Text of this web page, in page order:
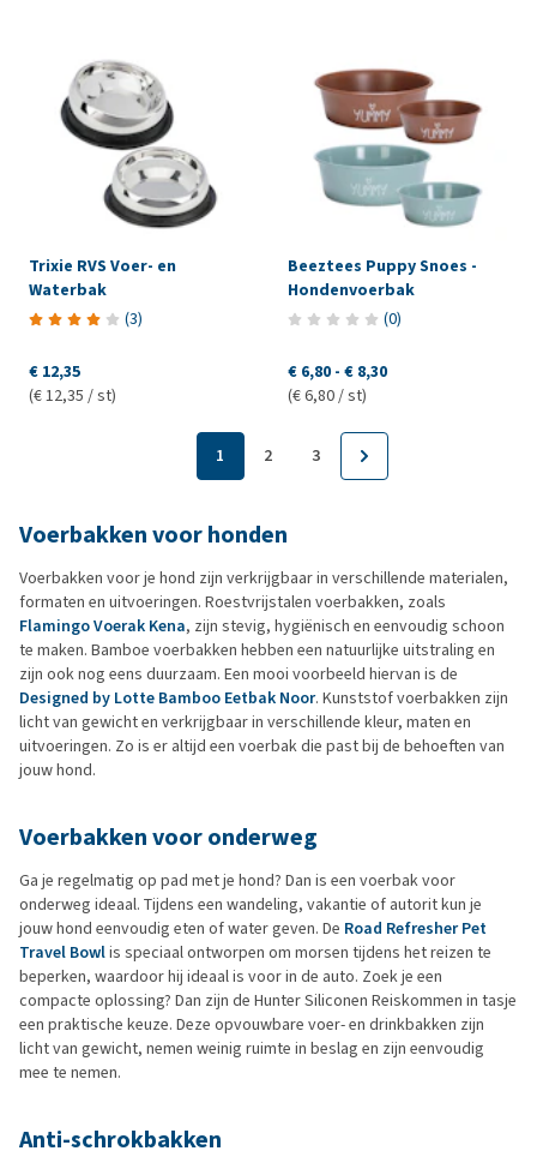
Trixie RVS Voer- en
Waterbak
(3)
€ 12,35
(€ 12,35 / st)
Beeztees Puppy Snoes -
Hondenvoerbak
(0)
€ 6,80 - € 8,30
(€ 6,80 / st)
1 2 3
Voerbakken voor honden
Voerbakken voor je hond zijn verkrijgbaar in verschillende materialen,
formaten en uitvoeringen. Roestvrijstalen voerbakken, zoals
Flamingo Voerak Kena, zijn stevig, hygiënisch en eenvoudig schoon
te maken. Bamboe voerbakken hebben een natuurlijke uitstraling en
zijn ook nog eens duurzaam. Een mooi voorbeeld hiervan is de
Designed by Lotte Bamboo Eetbak Noor. Kunststof voerbakken zijn
licht van gewicht en verkrijgbaar in verschillende kleur, maten en
uitvoeringen. Zo is er altijd een voerbak die past bij de behoeften van
jouw hond.
Voerbakken voor onderweg
Ga je regelmatig op pad met je hond? Dan is een voerbak voor
onderweg ideaal. Tijdens een wandeling, vakantie of autorit kun je
jouw hond eenvoudig eten of water geven. De Road Refresher Pet
Travel Bowlis speciaal ontworpen om morsen tijdens het reizen te
beperken, waardoor hij ideaal is voor in de auto. Zoek je een
compacte oplossing? Dan zijn de Hunter Siliconen Reiskommen in tasje
een praktische keuze. Deze opvouwbare voer- en drinkbakken zijn
licht van gewicht, nemen weinig ruimte in beslag en zijn eenvoudig
mee te nemen.
Anti-schrokbakken